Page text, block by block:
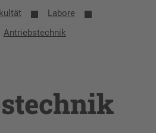
Labore
Antriebstechnik